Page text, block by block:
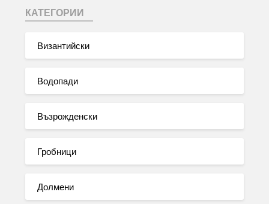
КАТЕГОРИИ
Византийски
Водопади
Възрожденски
Гробници
Долмени